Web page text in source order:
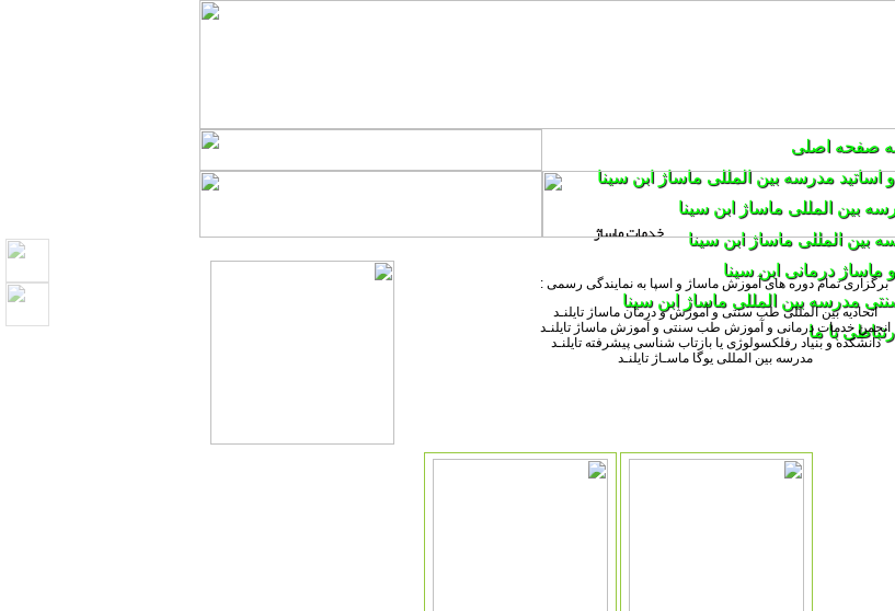
برگزاری تمام دوره های آموزش ماساژ و اسپا به نمایندگی رسمی :
اتحادیه بین المللی طب سنتی و آموزش و درمان ماساژ تایلنـد
انجمن خدمات درمانی و آموزش طب سنتی و آموزش ماساژ تایلنـد
دانشکده و بنیاد رفلکسولوژی یا بازتاب شناسی پیشرفته تایلنـد
مدرسه بین المللی یوگا ماسـاژ تایلنـد